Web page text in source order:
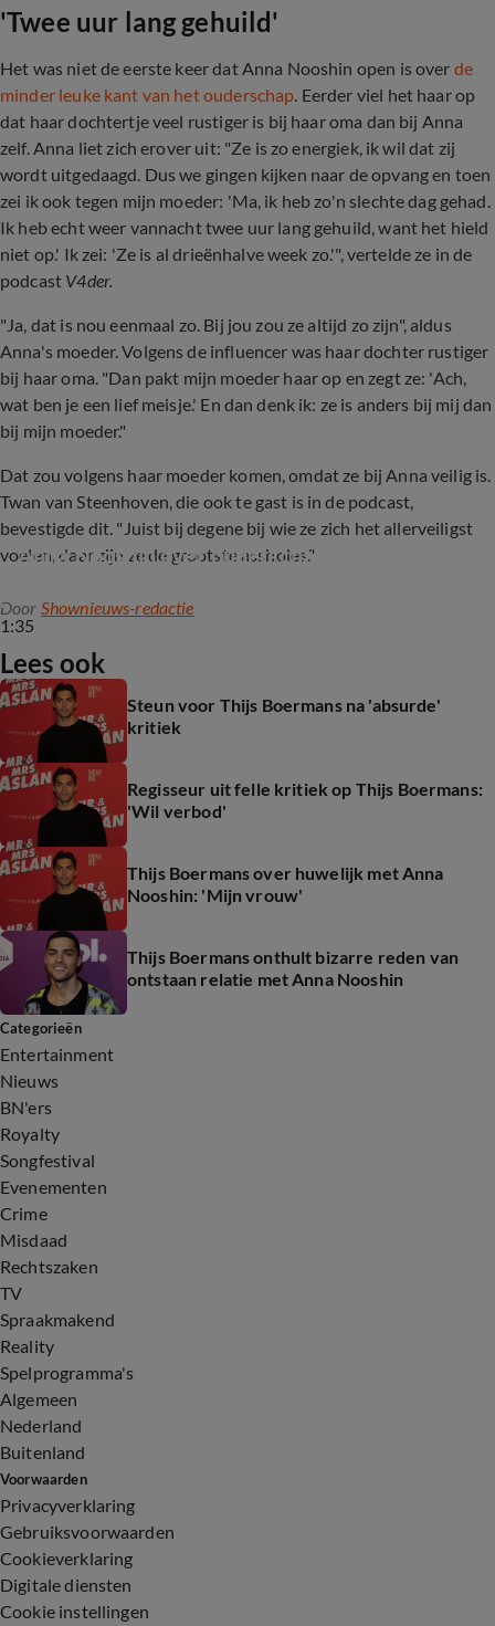
'Twee uur lang gehuild'
Het was niet de eerste keer dat Anna Nooshin open is over de
minder leuke kant van het ouderschap. Eerder viel het haar op
dat haar dochtertje veel rustiger is bij haar oma dan bij Anna
zelf. Anna liet zich erover uit: "Ze is zo energiek, ik wil dat zij
wordt uitgedaagd. Dus we gingen kijken naar de opvang en toen
zei ik ook tegen mijn moeder: 'Ma, ik heb zo'n slechte dag gehad.
Ik heb echt weer vannacht twee uur lang gehuild, want het hield
niet op.' Ik zei: 'Ze is al drieënhalve week zo.'", vertelde ze in de
podcast V4der.
"Ja, dat is nou eenmaal zo. Bij jou zou ze altijd zo zijn", aldus
Anna's moeder. Volgens de influencer was haar dochter rustiger
bij haar oma. "Dan pakt mijn moeder haar op en zegt ze: 'Ach,
wat ben je een lief meisje.' En dan denk ik: ze is anders bij mij dan
bij mijn moeder."
Dat zou volgens haar moeder komen, omdat ze bij Anna veilig is.
Twan van Steenhoven, die ook te gast is in de podcast,
bevestigde dit. "Juist bij degene bij wie ze zich het allerveiligst
voelen, daar zijn ze de grootste assholes."
1:35
Anna Nooshin over ouderschap
Door Shownieuws-redactie
Lees ook
Steun voor Thijs Boermans na 'absurde'
kritiek
Regisseur uit felle kritiek op Thijs Boermans:
'Wil verbod'
Thijs Boermans over huwelijk met Anna
Nooshin: 'Mijn vrouw'
Thijs Boermans onthult bizarre reden van
ontstaan relatie met Anna Nooshin
Categorieën
Entertainment
Nieuws
BN'ers
Royalty
Songfestival
Evenementen
Crime
Misdaad
Rechtszaken
TV
Spraakmakend
Reality
Spelprogramma's
Algemeen
Nederland
Buitenland
Voorwaarden
Privacyverklaring
Gebruiksvoorwaarden
Cookieverklaring
Digitale diensten
Cookie instellingen